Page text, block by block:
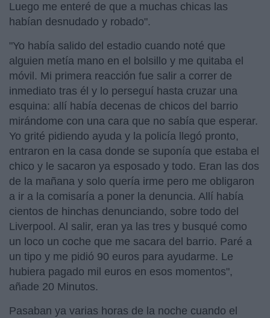
Luego me enteré de que a muchas chicas las
habían desnudado y robado".
"Yo había salido del estadio cuando noté que
alguien metía mano en el bolsillo y me quitaba el
móvil. Mi primera reacción fue salir a correr de
inmediato tras él y lo perseguí hasta cruzar una
esquina: allí había decenas de chicos del barrio
mirándome con una cara que no sabía que esperar.
Yo grité pidiendo ayuda y la policía llegó pronto,
entraron en la casa donde se suponía que estaba el
chico y le sacaron ya esposado y todo. Eran las dos
de la mañana y solo quería irme pero me obligaron
a ir a la comisaría a poner la denuncia. Allí había
cientos de hinchas denunciando, sobre todo del
Liverpool. Al salir, eran ya las tres y busqué como
un loco un coche que me sacara del barrio. Paré a
un tipo y me pidió 90 euros para ayudarme. Le
hubiera pagado mil euros en esos momentos",
añade 20 Minutos.
Pasaban ya varias horas de la noche cuando el